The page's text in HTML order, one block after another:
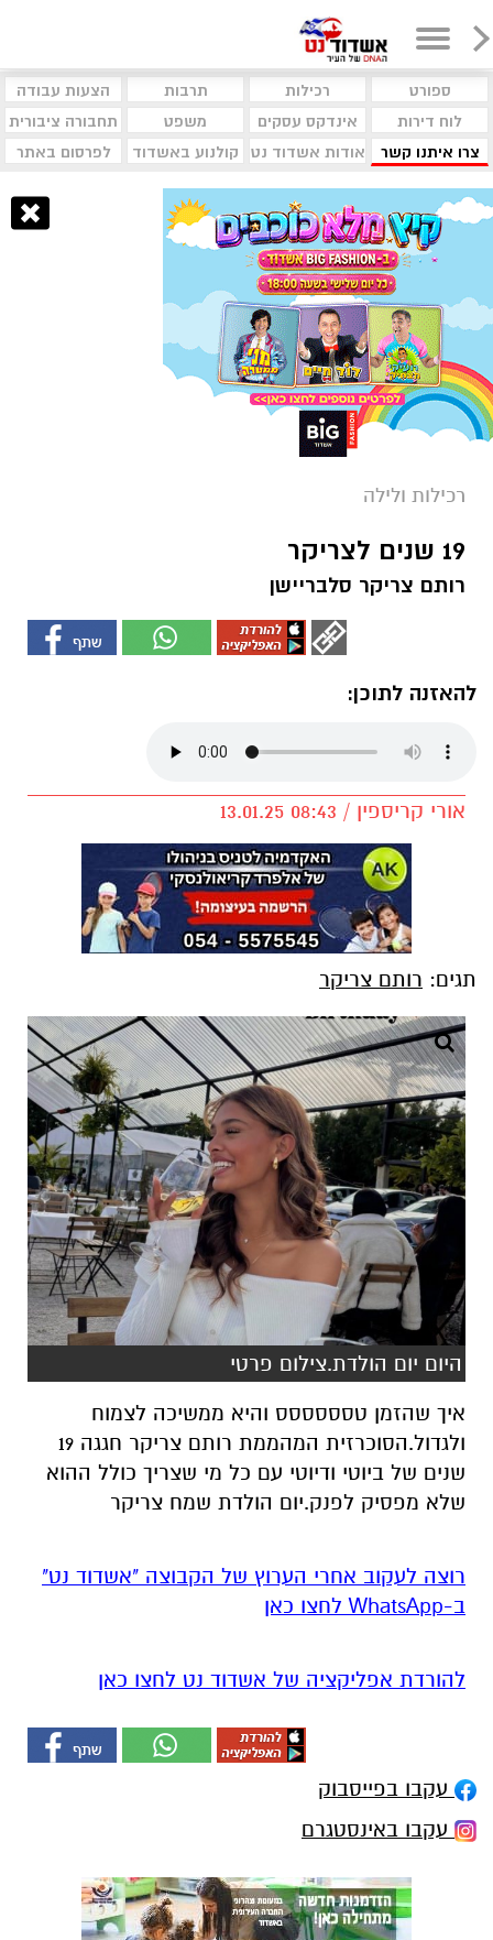
ספורט רכילות תרבות
הצעות עבודה
לוח דירות
אינדקס עסקים משפט
תחבורה ציבורית
צרו איתנו קשר
אודות אשדוד נט קולנוע באשדוד לפרסום באתר
רכילות ולילה
19 שנים לצריקר
רותם צריקר סלבריישן
להאזנה לתוכן:
אורי קריספין / 08:43 13.01.25
תגים: רותם צריקר
היום יום הולדת.צילום פרטי
איך שהזמן טסססססס והיא ממשיכה לצמוח
ולגדול.הסוכרזית המהממת רותם צריקר חגגה 19
שנים של ביוטי ודיוטי עם כל מי שצריך כולל ההוא
שלא מפסיק לפנק.יום הולדת שמח צריקר
רוצה לעקוב אחרי הערוץ של הקבוצה "אשדוד נט"
ב-WhatsApp לחצו כאן
להורדת אפליקציה של אשדוד נט לחצו כאן
עקבו בפייסבוק
עקבו באינסטגרם